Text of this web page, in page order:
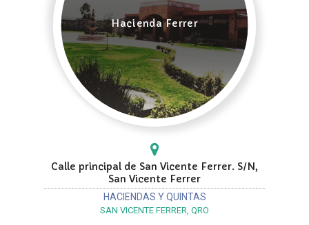
Hacienda Ferrer
Calle principal de San Vicente Ferrer. S/N,
San Vicente Ferrer
HACIENDAS Y QUINTAS
SAN VICENTE FERRER, QRO